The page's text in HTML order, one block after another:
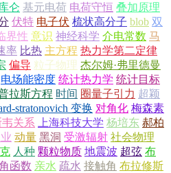
库仑 基元电荷 电荷守恒 叠加原理
伏特 电子伏 梳状高分子 blob 双
界性 意识 神经科学 介电常数 马
率 比热 主方程 热力学第二定律
偏导 粒子物理 杰尔姆·弗里德曼
电场能密度 统计热力学 统计目标
拉斯方程 时间 圈量子引力 超颖
stratonovich 变换 对角化 梅森素
关系 上海科技大学 杨培东 郝柏
动量 黑洞 受激辐射 社会物理
人种 颗粒物质 地震波 超弦 布
函数 亲水 疏水 接触角 布拉修斯